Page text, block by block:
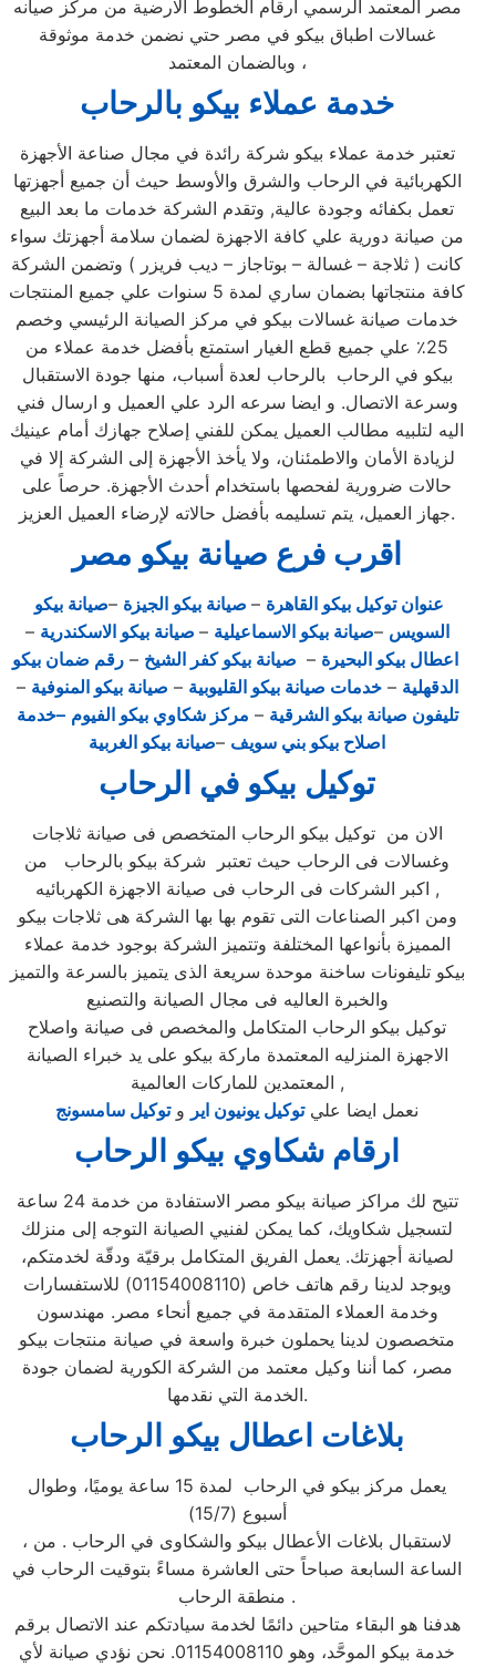
مصر المعتمد الرسمي ارقام الخطوط الارضية من مركز صيانه
غسالات اطباق بيكو في مصر حتي نضمن خدمة موثوقة
وبالضمان المعتمد ،
خدمة عملاء بيكو بالرحاب
تعتبر خدمة عملاء بيكو شركة رائدة في مجال صناعة الأجهزة
الكهربائية في الرحاب والشرق والأوسط حيث أن جميع أجهزتها
تعمل بكفائه وجودة عالية, وتقدم الشركة خدمات ما بعد البيع
من صيانة دورية علي كافة الاجهزة لضمان سلامة أجهزتك سواء
كانت ( ثلاجة – غسالة – بوتاجاز – ديب فريزر ) وتضمن الشركة
كافة منتجاتها بضمان ساري لمدة 5 سنوات علي جميع المنتجات
خدمات صيانة غسالات بيكو في مركز الصيانة الرئيسي وخصم
25٪ علي جميع قطع الغيار استمتع بأفضل خدمة عملاء من
بيكو في الرحاب بالرحاب لعدة أسباب، منها جودة الاستقبال
وسرعة الاتصال. و ايضا سرعه الرد علي العميل و ارسال فني
اليه لتلبيه مطالب العميل يمكن للفني إصلاح جهازك أمام عينيك
لزيادة الأمان والاطمئنان، ولا يأخذ الأجهزة إلى الشركة إلا في
حالات ضرورية لفحصها باستخدام أحدث الأجهزة. حرصاً على
جهاز العميل، يتم تسليمه بأفضل حالاته لإرضاء العميل العزيز.
اقرب فرع صيانة بيكو مصر
عنوان توكيل بيكو القاهرة – صيانة بيكو الجيزة –صيانة بيكو
السويس –صيانة بيكو الاسماعيلية – صيانة بيكو الاسكندرية –
اعطال بيكو البحيرة – صيانة بيكو كفر الشيخ –رقم ضمان بيكو
الدقهلية –خدمات صيانة بيكو القليوبية – صيانة بيكو المنوفية –
تليفون صيانة بيكو الشرقية – مركز شكاوي بيكو الفيوم –خدمة
اصلاح بيكو بني سويف –صيانة بيكو الغربية
توكيل بيكو في الرحاب
الان من توكيل بيكو الرحاب المتخصص فى صيانة ثلاجات
وغسالات فى الرحاب حيث تعتبر شركة بيكو بالرحاب من
اكبر الشركات فى الرحاب فى صيانة الاجهزة الكهربائيه ,
ومن اكبر الصناعات التى تقوم بها بها الشركة هى ثلاجات بيكو
المميزة بأنواعها المختلفة وتتميز الشركة بوجود خدمة عملاء
بيكو تليفونات ساخنة موحدة سريعة الذى يتميز بالسرعة والتميز
والخبرة العاليه فى مجال الصيانة والتصنيع
توكيل بيكو الرحاب المتكامل والمخصص فى صيانة واصلاح
الاجهزة المنزليه المعتمدة ماركة بيكو على يد خبراء الصيانة
المعتمدين للماركات العالمية ,
نعمل ايضا عليتوكيل يونيون اير وتوكيل سامسونج
ارقام شكاوي بيكو الرحاب
تتيح لك مراكز صيانة بيكو مصر الاستفادة من خدمة 24 ساعة
لتسجيل شكاويك، كما يمكن لفنيي الصيانة التوجه إلى منزلك
لصيانة أجهزتك. يعمل الفريق المتكامل برقيّة ودقّة لخدمتكم،
ويوجد لدينا رقم هاتف خاص (01154008110) للاستفسارات
وخدمة العملاء المتقدمة في جميع أنحاء مصر. مهندسون
متخصصون لدينا يحملون خبرة واسعة في صيانة منتجات بيكو
مصر، كما أننا وكيل معتمد من الشركة الكورية لضمان جودة
الخدمة التي نقدمها.
بلاغات اعطال بيكو الرحاب
يعمل مركز بيكو في الرحاب لمدة 15 ساعة يوميًا، وطوال
أسبوع (15/7)
، لاستقبال بلاغات الأعطال بيكو والشكاوى في الرحاب . من
الساعة السابعة صباحاً حتى العاشرة مساءً بتوقيت الرحاب في
منطقة الرحاب .
هدفنا هو البقاء متاحين دائمًا لخدمة سيادتكم عند الاتصال برقم
خدمة بيكو الموحَّد، وهو 01154008110. نحن نؤدي صيانة لأي